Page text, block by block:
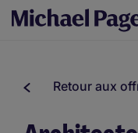
Retour aux